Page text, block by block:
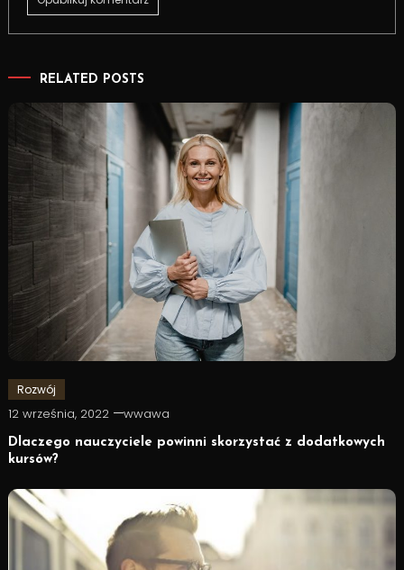
RELATED POSTS
Rozwój
12 września, 2022 wwawa
Dlaczego nauczyciele powinni skorzystać z dodatkowych
kursów?